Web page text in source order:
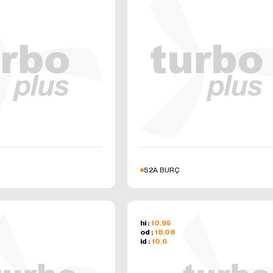
S2A BURÇ
hi : 10.95
od : 18.08
id : 10.6
çalışmayabilir. Tarayıcınızın ayarlarını aşağıdaki tablodan ilgili link’e
SİTESİ GİZLİLİK POLİTİKASI’NIN YÜRÜRLÜĞÜ
Politikası 2/12/24 tarihlidir. Politika’nın tümünün veya belirli maddelerinin
Politika’nın yürürlük tarihi güncellenecektir. Gizlilik Politikası
55 63